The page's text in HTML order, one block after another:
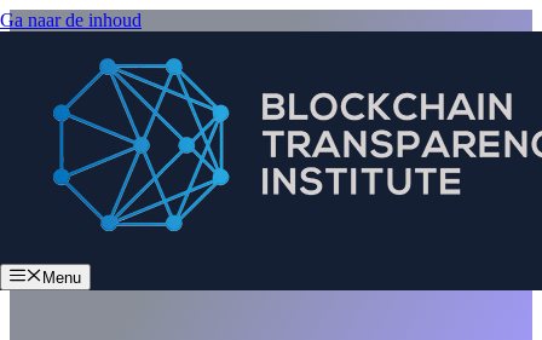
Ga naar de inhoud
Menu